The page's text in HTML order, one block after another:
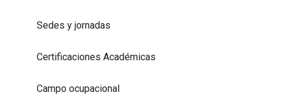
Sedes y jornadas
Certificaciones Académicas
Campo ocupacional